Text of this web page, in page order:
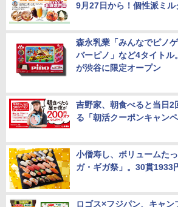
9月27日から！個性派ミル
森永乳業「みんなでピノ
バーピノ」など4タイトル
が渋谷に限定オープン
吉野家、朝食べると当日2
る「朝活クーポンキャンペ
小僧寿し、ボリュームた
ガ・ギガ祭」。30貫1933
ロゴス×フジパン、キャン